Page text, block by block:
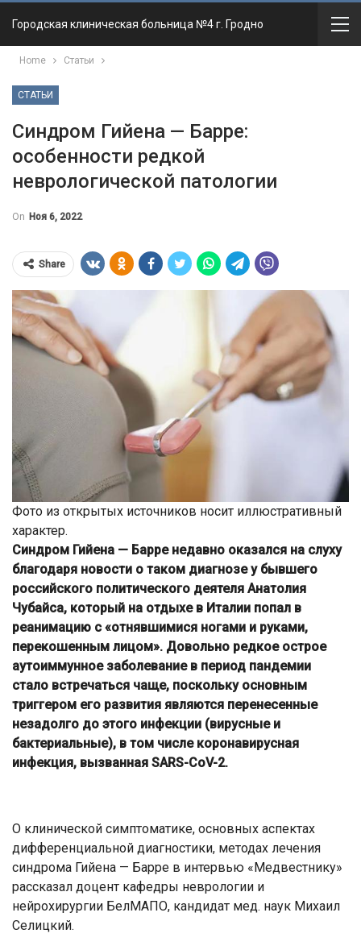
Городская клиническая больница №4 г. Гродно
Home Статьи
СТАТЬИ
Синдром Гийена — Барре:
особенности редкой
неврологической патологии
On Ноя 6, 2022
Share
Фото из открытых источников носит иллюстративный
характер.
Синдром Гийена — Барре недавно оказался на слуху
благодаря новости о таком диагнозе у бывшего
российского политического деятеля Анатолия
Чубайса, который на отдыхе в Италии попал в
реанимацию с «отнявшимися ногами и руками,
перекошенным лицом». Довольно редкое острое
аутоиммунное заболевание в период пандемии
стало встречаться чаще, поскольку основным
триггером его развития являются перенесенные
незадолго до этого инфекции (вирусные и
бактериальные), в том числе коронавирусная
инфекция, вызванная SARS-CоV-2.
О клинической симптоматике, основных аспектах
дифференциальной диагностики, методах лечения
синдрома Гийена — Барре в интервью «Медвестнику»
рассказал доцент кафедры неврологии и
нейрохирургии БелМАПО, кандидат мед. наук Михаил
Селицкий.